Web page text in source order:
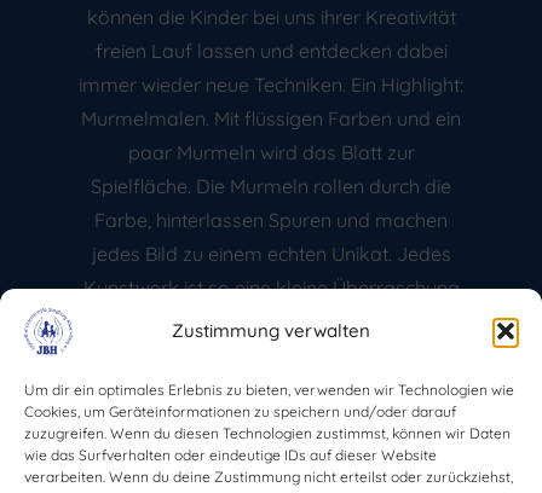
Zustimmung verwalten
Um dir ein optimales Erlebnis zu bieten, verwenden wir Technologien wie
Cookies, um Geräteinformationen zu speichern und/oder darauf
zuzugreifen. Wenn du diesen Technologien zustimmst, können wir Daten
wie das Surfverhalten oder eindeutige IDs auf dieser Website
verarbeiten. Wenn du deine Zustimmung nicht erteilst oder zurückziehst,
Instagram
Facebook
YouTube